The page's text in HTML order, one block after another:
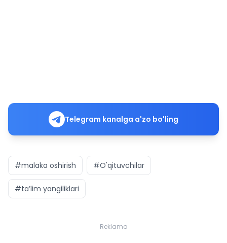
Telegram kanalga a'zo bo'ling
#malaka oshirish #O'qituvchilar
#ta’lim yangiliklari
Reklama